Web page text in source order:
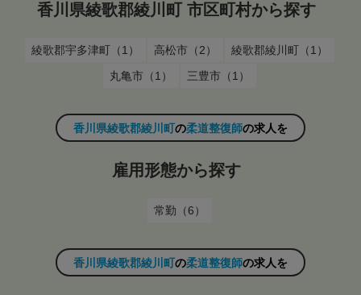
香川県綾歌郡綾川町 市区町村から探す
綾歌郡宇多津町（1） 高松市（2）
綾歌郡綾川町（1）
丸亀市（1）
三豊市（1）
香川県綾歌郡綾川町の柔道整復師の求人を
雇用形態から探す
常勤（6）
香川県綾歌郡綾川町の柔道整復師の求人を